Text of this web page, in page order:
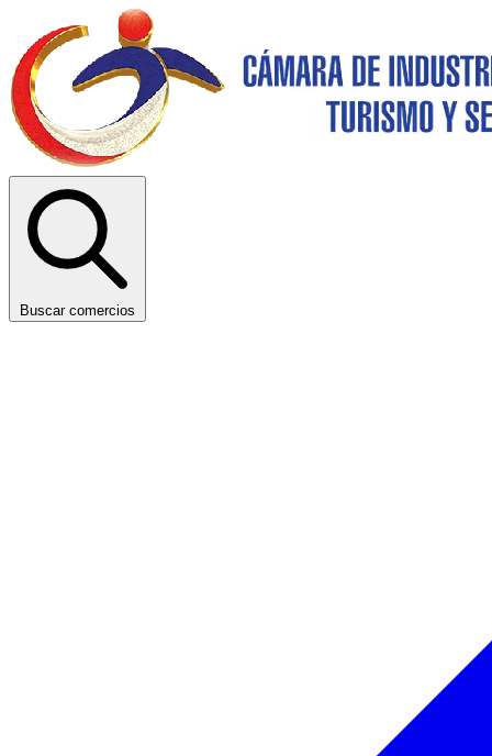
Buscar comercios